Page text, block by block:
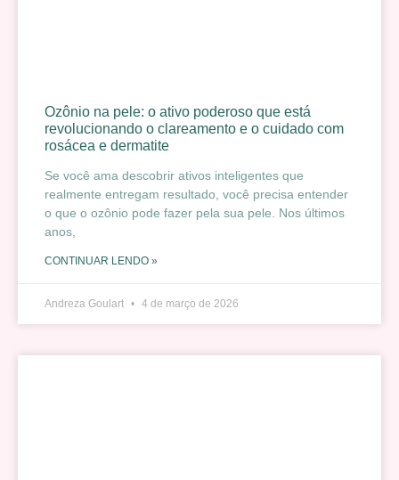
Ozônio na pele: o ativo poderoso que está
revolucionando o clareamento e o cuidado com
rosácea e dermatite
Se você ama descobrir ativos inteligentes que
realmente entregam resultado, você precisa entender
o que o ozônio pode fazer pela sua pele. Nos últimos
anos,
CONTINUAR LENDO »
Andreza Goulart 4 de março de 2026